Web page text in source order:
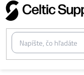
Prejsť
na
obsah